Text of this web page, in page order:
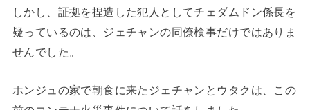
しかし、証拠を捏造した犯人としてチェダムドン係長を
疑っているのは、ジェチャンの同僚検事だけではありま
せんでした。
ホンジュの家で朝食に来たジェチャンとウタクは、この